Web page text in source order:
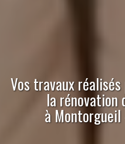
Vos travaux
la rénovation
à